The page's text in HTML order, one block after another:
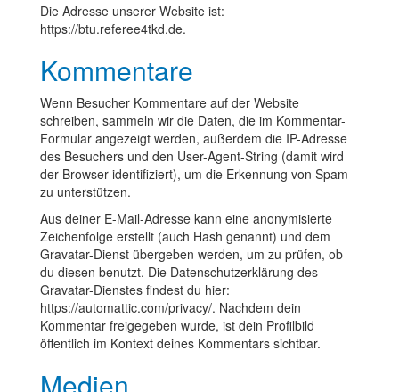
Die Adresse unserer Website ist:
https://btu.referee4tkd.de.
Kommentare
Wenn Besucher Kommentare auf der Website
schreiben, sammeln wir die Daten, die im Kommentar-
Formular angezeigt werden, außerdem die IP-Adresse
des Besuchers und den User-Agent-String (damit wird
der Browser identifiziert), um die Erkennung von Spam
zu unterstützen.
Aus deiner E-Mail-Adresse kann eine anonymisierte
Zeichenfolge erstellt (auch Hash genannt) und dem
Gravatar-Dienst übergeben werden, um zu prüfen, ob
du diesen benutzt. Die Datenschutzerklärung des
Gravatar-Dienstes findest du hier:
https://automattic.com/privacy/. Nachdem dein
Kommentar freigegeben wurde, ist dein Profilbild
öffentlich im Kontext deines Kommentars sichtbar.